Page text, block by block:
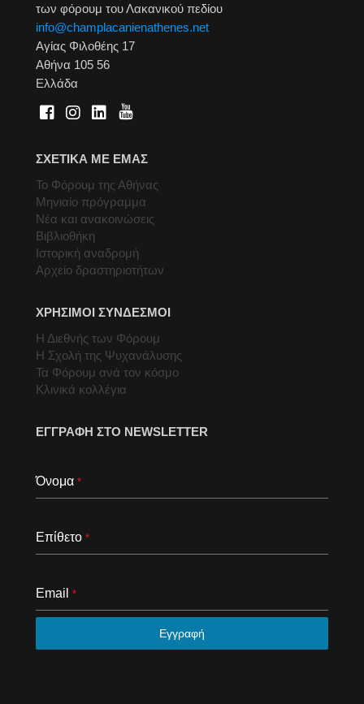
των φόρουμ του Λακανικού πεδίου
info@champlacanienathenes.net
Αγίας Φιλοθέης 17
Αθήνα 105 56
Ελλάδα
ΣΧΕΤΙΚΑ ΜΕ ΕΜΑΣ
Το Φόρουμ της Αθήνας
Μηνιαίο πρόγραμμα
Νέα και ανακοινώσεις
Βιβλιοθήκη
Ιστορική αναδρομή
Αρχείο δραστηριοτήτων
ΧΡΗΣΙΜΟΙ ΣΥΝΔΕΣΜΟΙ
Η Διεθνής των Φόρουμ
Η Σχολή της Ψυχανάλυσης
Τα Φόρουμ ανά τον κόσμο
Κλινικά κολλέγια
ΕΓΓΡΑΦΗ ΣΤΟ NEWSLETTER
Όνομα *
Επίθετο *
Email *
Εγγραφή